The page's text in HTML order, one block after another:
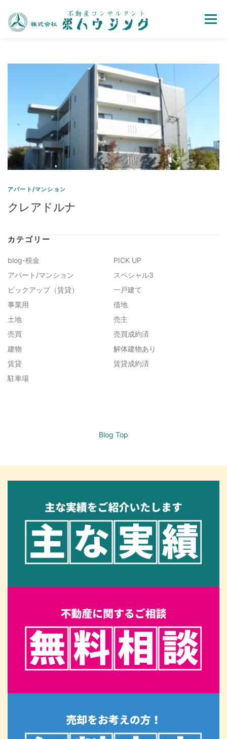
Menu
アパート/マンション
クレアドルナ
カテゴリー
blog-税金
PICK UP
アパート/マンション
スペシャル3
ピックアップ（賃貸）
一戸建て
事業用
借地
土地
売主
売買
売買成約済
建物
解体建物あり
賃貸
賃貸成約済
駐車場
Blog Top